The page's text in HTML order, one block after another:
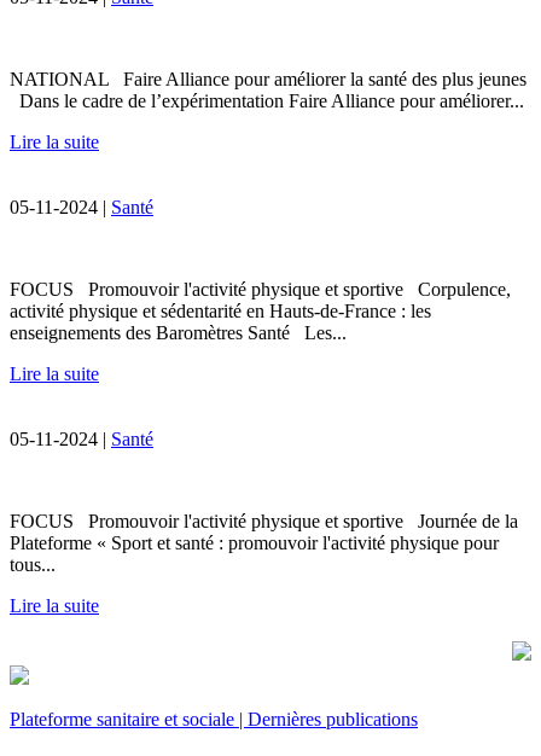
NATIONAL Faire Alliance pour améliorer la santé des plus jeunes
Dans le cadre de l’expérimentation Faire Alliance pour améliorer...
Lire la suite
05-11-2024 | Santé
FOCUS Promouvoir l'activité physique et sportive Corpulence,
activité physique et sédentarité en Hauts-de-France : les
enseignements des Baromètres Santé Les...
Lire la suite
05-11-2024 | Santé
FOCUS Promouvoir l'activité physique et sportive Journée de la
Plateforme « Sport et santé : promouvoir l'activité physique pour
tous...
Lire la suite
Plateforme sanitaire et sociale | Dernières publications